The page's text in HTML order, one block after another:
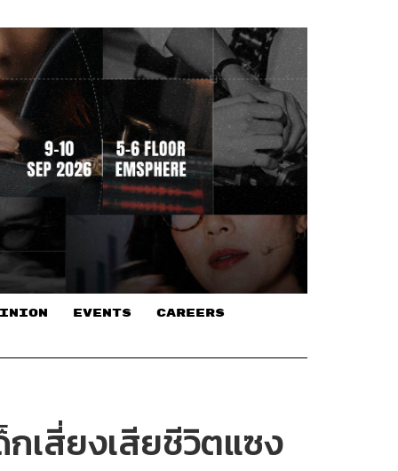
EVENTS CAREERS
เสี่ยงเสียชีวิตแซง